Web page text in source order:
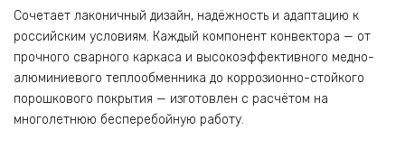
Сочетает лаконичный дизайн, надёжность и адаптацию к
российским условиям. Каждый компонент конвектора — от
прочного сварного каркаса и высокоэффективного медно-
алюминиевого теплообменника до коррозионно-стойкого
порошкового покрытия — изготовлен с расчётом на
многолетнюю бесперебойную работу.